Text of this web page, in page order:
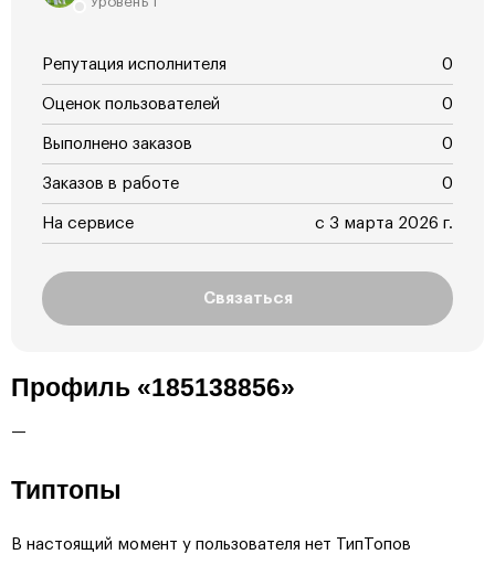
Репутация исполнителя 0
Оценок пользователей 0
Выполнено заказов 0
Заказов в работе 0
На сервисе с 3 марта 2026 г.
Связаться
Профиль «185138856»
—
Типтопы
В настоящий момент у пользователя нет ТипТопов